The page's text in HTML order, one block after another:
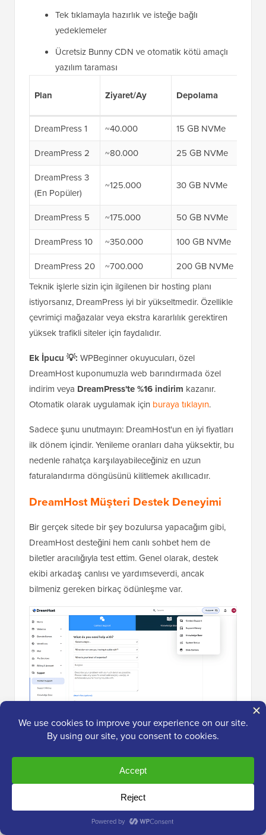
Tek tıklamayla hazırlık ve isteğe bağlı
yedeklemeler
Ücretsiz Bunny CDN ve otomatik kötü amaçlı
yazılım taraması
Plan Ziyaret/Ay Depolama
DreamPress 1 ~40.000 15 GB NVMe
DreamPress 2
~80.000 25 GB NVMe
DreamPress 3
(En Popüler)
~125.000 30 GB NVMe
DreamPress 5 ~175.000 50 GB NVMe
DreamPress 10
~350.000 100 GB NVMe
DreamPress 20
~700.000 200 GB NVMe
Teknik işlerle sizin için ilgilenen bir hosting planı
istiyorsanız, DreamPress iyi bir yükseltmedir. Özellikle
çevrimiçi mağazalar veya ekstra kararlılık gerektiren
yüksek trafikli siteler için faydalıdır.
Ek İpucu 💡: WPBeginner okuyucuları, özel
DreamHost kuponumuzla web barındırmada özel
indirim veya DreamPress'te %16 indirim kazanır.
Otomatik olarak uygulamak için buraya tıklayın.
Sadece şunu unutmayın: DreamHost'un en iyi fiyatları
ilk dönem içindir. Yenileme oranları daha yüksektir, bu
nedenle rahatça karşılayabileceğiniz en uzun
faturalandırma döngüsünü kilitlemek akıllıcadır.
DreamHost Müşteri Destek Deneyimi
Bir gerçek sitede bir şey bozulursa yapacağım gibi,
DreamHost desteğini hem canlı sohbet hem de
biletler aracılığıyla test ettim. Genel olarak, destek
ekibi arkadaş canlısı ve yardımseverdi, ancak
bilmeniz gereken birkaç ödünleşme var.
✅ Beğendiğim Şeyler
7/24 kullanılabilirlik:Canlı sohbet veya e-
posta bileti aracılığıyla istedikleri zaman onlara
Ödüllü destek:DreamHost, müşteri hizmetleri
alanında hem 2025 Stevie Ödülleri hem de